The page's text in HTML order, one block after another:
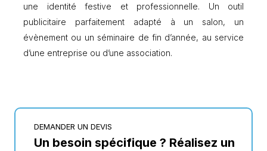
une identité festive et professionnelle. Un outil
publicitaire parfaitement adapté à un salon, un
évènement ou un séminaire de fin d’année, au service
d’une entreprise ou d’une association.
DEMANDER UN DEVIS
Un besoin spécifique ? Réalisez un